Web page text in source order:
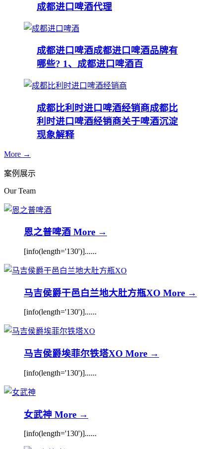
成都进口啤酒代理
成都进口啤酒成都进口啤酒品牌有
哪些? 1、成都进口啤酒百
成都比利时进口啤酒经销商成都比
利时进口啤酒经销商关于啤酒沉淀
现象解释
More →
案例展示
Our Team
恩之普啤酒 More →
[info(length='130')]......
马吉侯爵干邑白兰地大肚方瓶XO More →
[info(length='130')]......
马吉侯爵埃菲尔铁塔XO More →
[info(length='130')]......
女武神 More →
[info(length='130')]......